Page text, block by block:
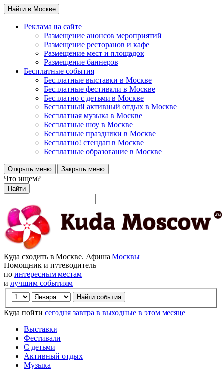
Найти в Москве
Реклама на сайте
Размещение анонсов мероприятий
Размещение ресторанов и кафе
Размещение мест и площадок
Размещение баннеров
Бесплатные события
Бесплатные выставки в Москве
Бесплатные фестивали в Москве
Бесплатно с детьми в Москве
Бесплатный активный отдых в Москве
Бесплатная музыка в Москве
Бесплатные шоу в Москве
Бесплатные праздники в Москве
Бесплатно! стендап в Москве
Бесплатные образование в Москве
Открыть меню Закрыть меню
Что ищем?
Найти
Куда сходить в Москве. Афиша Москвы
Помощник и путеводитель
по интересным местам
и лучшим событиям
Куда пойти сегодня завтра в выходные в этом месяце
Выставки
Фестивали
С детьми
Активный отдых
Музыка